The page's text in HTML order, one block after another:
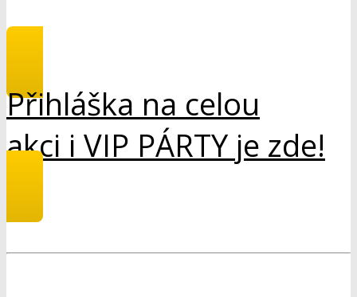
Přihláška na celou
akci i VIP PÁRTY je zde!